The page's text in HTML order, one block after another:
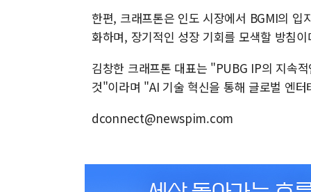
한편, 크래프톤은 인도 시장에서 BGMI의 입
화하며, 장기적인 성장 기회를 모색할 방침이
김창한 크래프톤 대표는 "PUBG IP의 지속
것"이라며 "AI 기술 혁신을 통해 글로벌 엔
dconnect@newspim.com